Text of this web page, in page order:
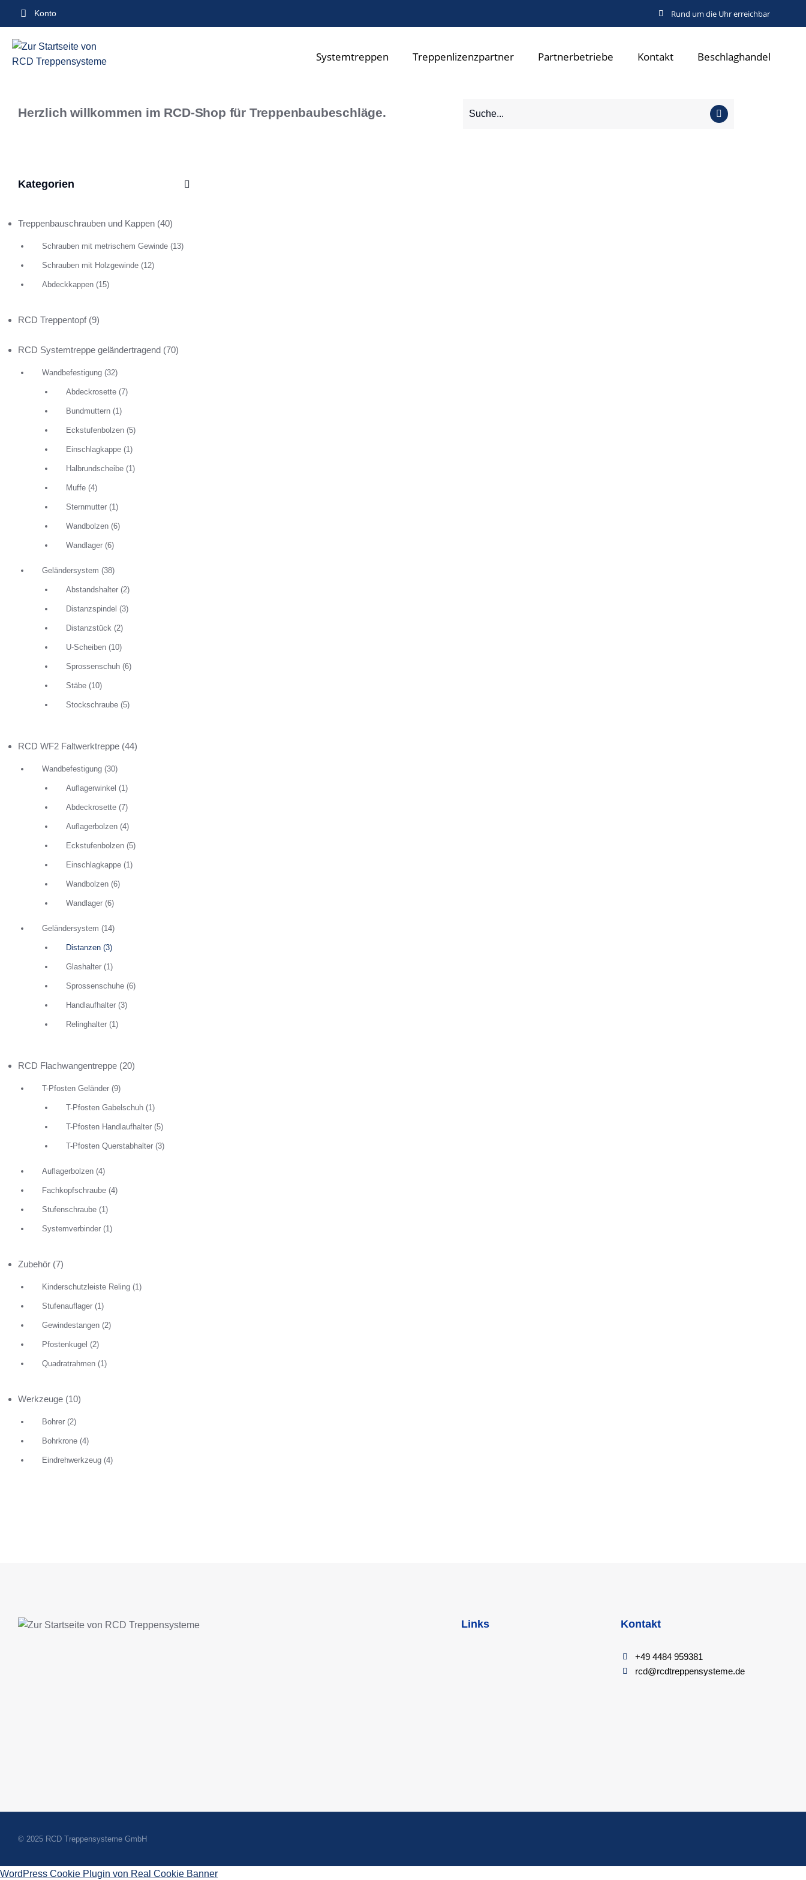
springenKonto Rund um die Uhr erreichbar
Systemtreppen Treppenlizenzpartner Partnerbetriebe Kontakt Beschlaghandel
Herzlich willkommen im RCD-Shop für Treppenbaubeschläge.
Kategorien
Treppenbauschrauben und Kappen (40)
Schrauben mit metrischem Gewinde (13)
Schrauben mit Holzgewinde (12)
Abdeckkappen (15)
RCD Treppentopf (9)
RCD Systemtreppe geländertragend (70)
Wandbefestigung (32)
Abdeckrosette (7)
Bundmuttern (1)
Eckstufenbolzen (5)
Einschlagkappe (1)
Halbrundscheibe (1)
Muffe (4)
Sternmutter (1)
Wandbolzen (6)
Wandlager (6)
Geländersystem (38)
Abstandshalter (2)
Distanzspindel (3)
Distanzstück (2)
U-Scheiben (10)
Sprossenschuh (6)
Stäbe (10)
Stockschraube (5)
RCD WF2 Faltwerktreppe (44)
Wandbefestigung (30)
Auflagerwinkel (1)
Abdeckrosette (7)
Auflagerbolzen (4)
Eckstufenbolzen (5)
Einschlagkappe (1)
Wandbolzen (6)
Wandlager (6)
Geländersystem (14)
Distanzen (3)
Glashalter (1)
Sprossenschuhe (6)
Handlaufhalter (3)
Relinghalter (1)
RCD Flachwangentreppe (20)
T-Pfosten Geländer (9)
T-Pfosten Gabelschuh (1)
T-Pfosten Handlaufhalter (5)
T-Pfosten Querstabhalter (3)
Auflagerbolzen (4)
Fachkopfschraube (4)
Stufenschraube (1)
Systemverbinder (1)
Zubehör (7)
Kinderschutzleiste Reling (1)
Stufenauflager (1)
Gewindestangen (2)
Pfostenkugel (2)
Quadratrahmen (1)
Werkzeuge (10)
Bohrer (2)
Bohrkrone (4)
Eindrehwerkzeug (4)
Links Kontakt
+49 4484 959381
rcd@rcdtreppensysteme.de
© 2025 RCD Treppensysteme GmbH
WordPress Cookie Plugin von Real Cookie Banner